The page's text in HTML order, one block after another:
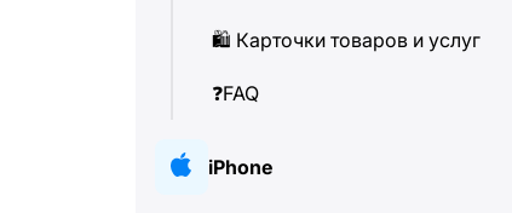
🛍 ️ Карточки товаров и услуг
❓FAQ
iPhone